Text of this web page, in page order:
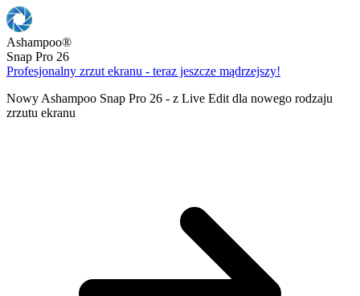
Ashampoo®
Snap Pro 26
Profesjonalny zrzut ekranu - teraz jeszcze mądrzejszy!
Nowy Ashampoo Snap Pro 26 - z Live Edit dla nowego rodzaju
zrzutu ekranu